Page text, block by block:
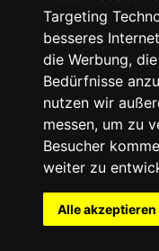
Targeting
besseres
die Werbung,
Bedürfnisse
nutzen wir
messen, um zu
Besucher
weiter zu
Alle akzeptieren
Facebook
© 2024
Cookie-Einstellungen